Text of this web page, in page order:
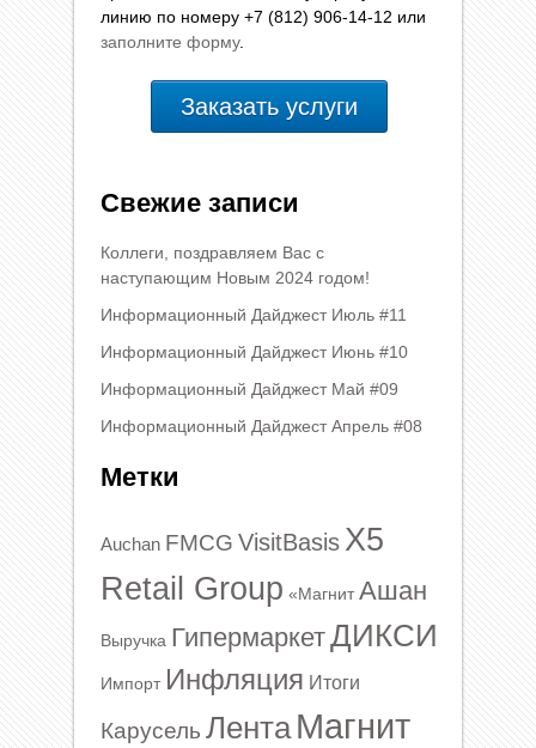
линию по номеру +7 (812) 906-14-12 или
заполните форму.
Заказать услуги
Свежие записи
Коллеги, поздравляем Вас с
наступающим Новым 2024 годом!
Информационный Дайджест Июль #11
Информационный Дайджест Июнь #10
Информационный Дайджест Май #09
Информационный Дайджест Апрель #08
Метки
Auchan FMCG VisitBasis X5
Retail Group «Магнит Ашан
Выручка ГипермаркетДИКСИ
Импорт Инфляция Итоги
Карусель Лента Магнит